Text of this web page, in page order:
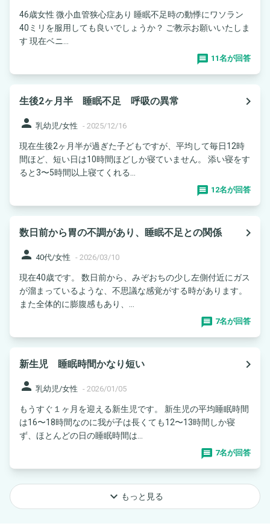
46歳女性 微小血管狭心症あり 睡眠不足時の動悸にワソラン
40ミリを服用しても良いでしょうか？ ご教示お願いいたしま
す 現在ベニ...
11名が回答
生後2ヶ月半 睡眠不足 呼吸の異常
navigate_next
person 乳幼児/女性 - 2025/12/16
現在生後2ヶ月半が過ぎた子どもですが、平均して毎日12時
間ほど、短い日は10時間ほどしか寝ていません。 添い寝をす
ると3〜5時間以上寝てくれる...
12名が回答
数日前から胃の不調があり、睡眠不足との関係
navigate_next
person 40代/女性 - 2026/03/10
現在40歳です。 数日前から、みぞおちの少し左側付近にガス
が溜まっているような、不思議な感覚がする時があります。
また全体的に膨腹感もあり、...
7名が回答
新生児 睡眠時間かなり短い
navigate_next
person 乳幼児/女性 - 2026/01/05
もうすぐ１ヶ月を迎える新生児です。 新生児の平均睡眠時間
は16〜18時間なのに我が子は長くても12〜13時間しか寝
ず、ほとんどの日の睡眠時間は...
7名が回答
keyboard_arrow_down もっと見る